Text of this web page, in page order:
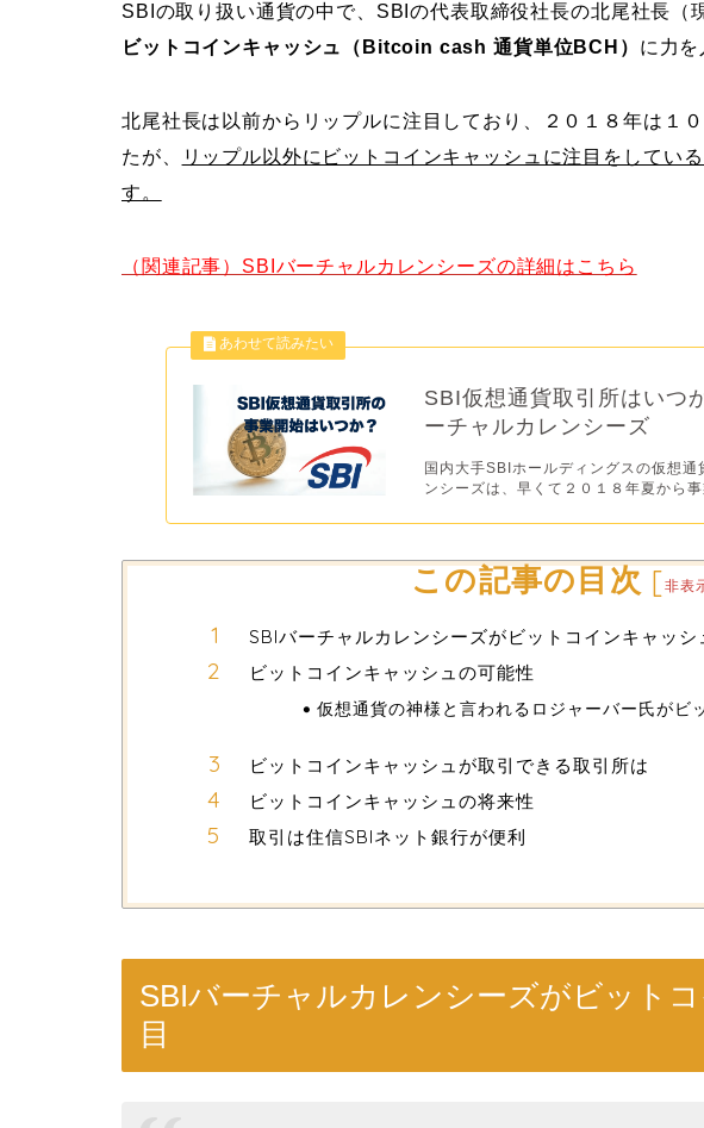
SBIの取り扱い通貨の中で、SBIの代表取締役社長の北尾社長（
ビットコインキャッシュ（Bitcoin cash 通貨単位BCH） に力を
北尾社長は以前からリップルに注目しており、２０１８年は１
たが、
リップル以外にビットコインキャッシュに注目をしてい
す。
（関連記事）SBIバーチャルカレンシーズの詳細はこちら
SBI仮想通貨取引所はいつ
ーチャルカレンシーズ
国内大手SBIホールディングスの仮想
ンシーズは、早くて２０１８年夏から
この記事の目次 [非表
SBIバーチャルカレンシーズがビットコインキャッシ
ビットコインキャッシュの可能性
仮想通貨の神様と言われるロジャーバー氏がビ
ビットコインキャッシュが取引できる取引所は
ビットコインキャッシュの将来性
取引は住信SBIネット銀行が便利
SBIバーチャルカレンシーズがビット
目